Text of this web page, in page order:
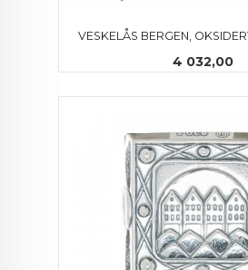
VESKELÅS BERGEN,
Pris
4 032,00